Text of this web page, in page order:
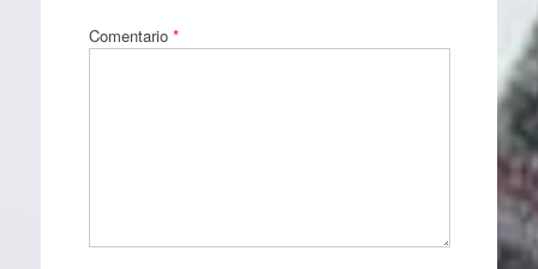
Comentario *